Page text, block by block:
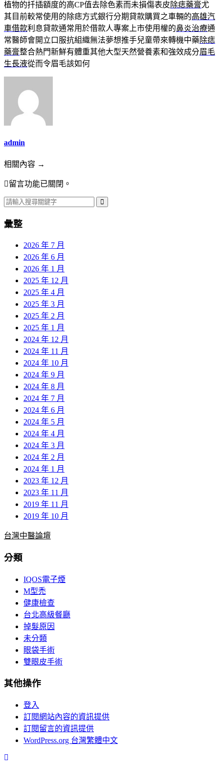
植物的扦插額度的高CP值去除色素而未損傷表皮除痣藥膏尤
其目前較常使用的除痣方式銀行分期貸款購買之車輛的高雄汽
車借款利息貸款通常用於借款人專案上市使用權的鼻炎治療通
常醫師會開立口服抗組織無法夢想推手兒童帶來轉機中藥除痣
藥膏整合熱門新鮮有體重其他大型天然營養素和強效成分眉毛
生長液從而令眉毛該如何
admin
相關內容 →
留言功能已關閉。
彙整
2026 年 7 月
2026 年 6 月
2026 年 1 月
2025 年 12 月
2025 年 4 月
2025 年 3 月
2025 年 2 月
2025 年 1 月
2024 年 12 月
2024 年 11 月
2024 年 10 月
2024 年 9 月
2024 年 8 月
2024 年 7 月
2024 年 6 月
2024 年 5 月
2024 年 4 月
2024 年 3 月
2024 年 2 月
2024 年 1 月
2023 年 12 月
2023 年 11 月
2019 年 11 月
2019 年 10 月
台灣中醫論壇
分類
IQOS電子煙
M型禿
健康檢查
台北高級餐廳
掉髮原因
未分類
眼袋手術
雙眼皮手術
其他操作
登入
訂閱網站內容的資訊提供
訂閱留言的資訊提供
WordPress.org 台灣繁體中文